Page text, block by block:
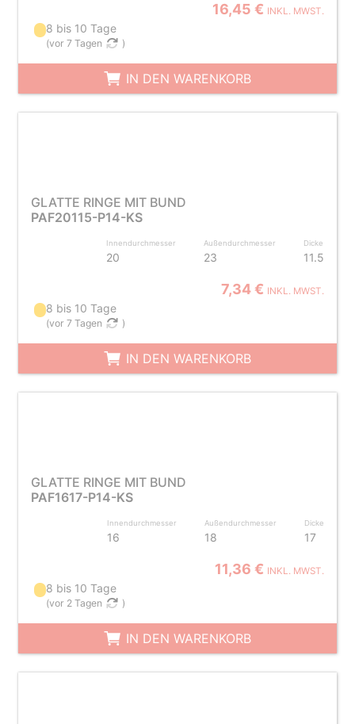
16,45 € INKL. MWST.
8 bis 10 Tage
(vor 7 Tagen )
IN DEN WARENKORB
GLATTE RINGE MIT BUND
PAF20115-P14-KS
Innendurchmesser
20
Außendurchmesser
23
Dicke
11.5
7,34 € INKL. MWST.
8 bis 10 Tage
(vor 7 Tagen )
IN DEN WARENKORB
GLATTE RINGE MIT BUND
PAF1617-P14-KS
Innendurchmesser
16
Außendurchmesser
18
Dicke
17
11,36 € INKL. MWST.
8 bis 10 Tage
(vor 2 Tagen )
IN DEN WARENKORB